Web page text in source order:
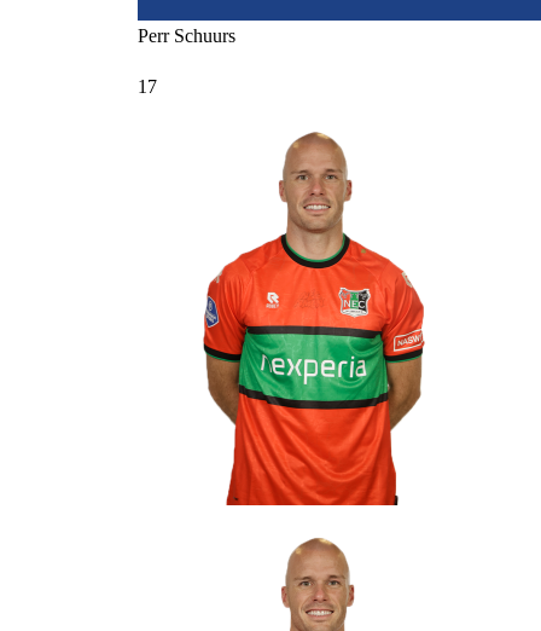
Perr Schuurs
17